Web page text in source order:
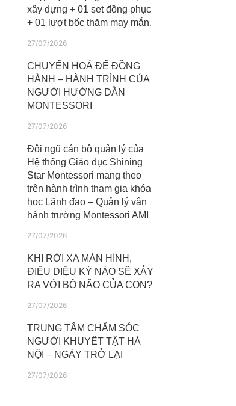
xây dựng + 01 set đồng phục
+ 01 lượt bốc thăm may mắn.
27/07/2026
CHUYỂN HOÁ ĐỂ ĐỒNG
HÀNH – HÀNH TRÌNH CỦA
NGƯỜI HƯỚNG DẪN
MONTESSORI
27/07/2026
Đội ngũ cán bộ quản lý của
Hệ thống Giáo dục Shining
Star Montessori mang theo
trên hành trình tham gia khóa
học Lãnh đạo – Quản lý vận
hành trường Montessori AMI
27/07/2026
KHI RỜI XA MÀN HÌNH,
ĐIỀU DIỆU KỲ NÀO SẼ XẢY
RA VỚI BỘ NÃO CỦA CON?
27/07/2026
TRUNG TÂM CHĂM SÓC
NGƯỜI KHUYẾT TẬT HÀ
NỘI – NGÀY TRỞ LẠI
27/07/2026